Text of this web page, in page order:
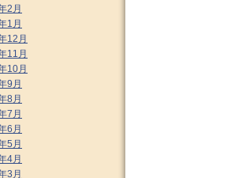
2月
1月
12月
11月
10月
9月
8月
7月
6月
5月
4月
3月